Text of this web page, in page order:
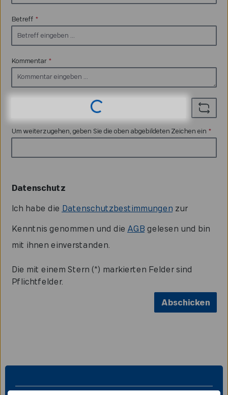
Betreff *
Kommentar *
Loading...
Um weiterzugehen, geben Sie die oben abgebildeten Zeichen ein *
Datenschutz
Ich habe die Datenschutzbestimmungen zur
Kenntnis genommen und die AGB gelesen und bin
mit ihnen einverstanden.
Die mit einem Stern (*) markierten Felder sind
Pflichtfelder.
Abschicken